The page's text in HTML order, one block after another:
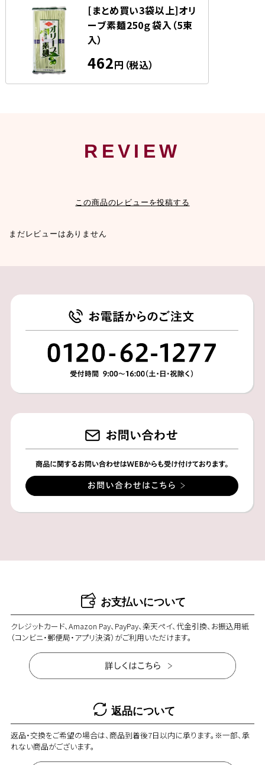
[まとめ買い3袋以上]オリ
ーブ素麺250ｇ袋入（5束
入）
462円（税込）
REVIEW
この商品のレビューを投稿する
まだレビューはありません
お支払いについて
クレジットカード、Amazon Pay、PayPay、楽天ペイ、代金引換、お振込用紙
（コンビニ・郵便局・アプリ決済）がご利用いただけます。
返品について
返品・交換をご希望の場合は、商品到着後7日以内に承ります。※一部、承
れない商品がございます。